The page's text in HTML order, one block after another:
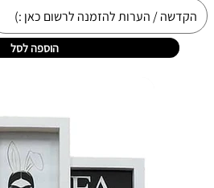
הוספה לסל